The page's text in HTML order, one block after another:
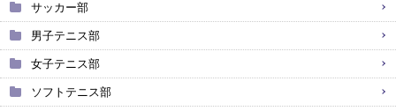
サッカー部
男子テニス部
女子テニス部
ソフトテニス部